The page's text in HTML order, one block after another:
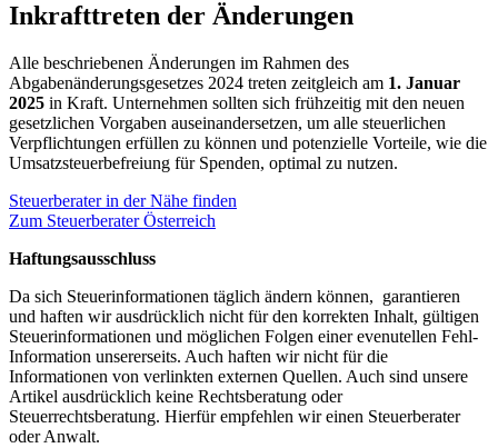
Inkrafttreten der Änderungen
Alle beschriebenen Änderungen im Rahmen des
Abgabenänderungsgesetzes 2024 treten zeitgleich am 1. Januar
2025 in Kraft. Unternehmen sollten sich frühzeitig mit den neuen
gesetzlichen Vorgaben auseinandersetzen, um alle steuerlichen
Verpflichtungen erfüllen zu können und potenzielle Vorteile, wie die
Umsatzsteuerbefreiung für Spenden, optimal zu nutzen.
Steuerberater in der Nähe finden
Zum Steuerberater Österreich
Haftungsausschluss
Da sich Steuerinformationen täglich ändern können, garantieren
und haften wir ausdrücklich nicht für den korrekten Inhalt, gültigen
Steuerinformationen und möglichen Folgen einer evenutellen Fehl-
Information unsererseits. Auch haften wir nicht für die
Informationen von verlinkten externen Quellen. Auch sind unsere
Artikel ausdrücklich keine Rechtsberatung oder
Steuerrechtsberatung. Hierfür empfehlen wir einen Steuerberater
oder Anwalt.